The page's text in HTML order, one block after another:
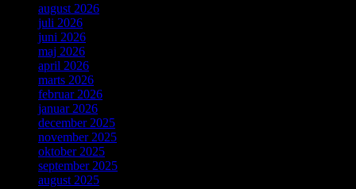
august 2026
juli 2026
juni 2026
maj 2026
april 2026
marts 2026
februar 2026
januar 2026
december 2025
november 2025
oktober 2025
september 2025
august 2025